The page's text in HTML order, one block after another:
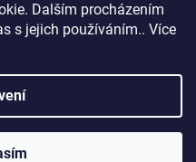
Dalším procházením
s jejich používáním.. Více
. Všechna práva